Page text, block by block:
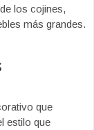
los cojines,
más grandes.
que
estilo que